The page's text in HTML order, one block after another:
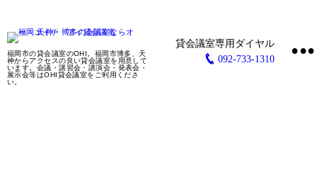
福岡市の貸会議室のOHI。福岡市博多、天
神からアクセスの良い貸会議室を用意して
います。会議・講習会・講演会・発表会・
展示会等はOHI貸会議室をご利用くださ
い。
092-733-1310 •